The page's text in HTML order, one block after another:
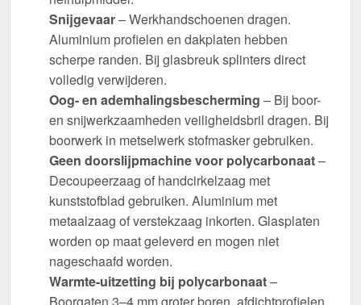
Snijgevaar– Werkhandschoenen dragen.
Aluminium profielen en dakplaten hebben
scherpe randen. Bij glasbreuk splinters direct
volledig verwijderen.
Oog- en ademhalingsbescherming – Bij boor-
en snijwerkzaamheden veiligheidsbril dragen. Bij
boorwerk in metselwerk stofmasker gebruiken.
Geen doorslijpmachine voor polycarbonaat–
Decoupeerzaag of handcirkelzaag met
kunststofblad gebruiken. Aluminium met
metaalzaag of verstekzaag inkorten. Glasplaten
worden op maat geleverd en mogen niet
nageschaafd worden.
Warmte-uitzetting bij polycarbonaat–
Boorgaten 3–4 mm groter boren, afdichtprofielen